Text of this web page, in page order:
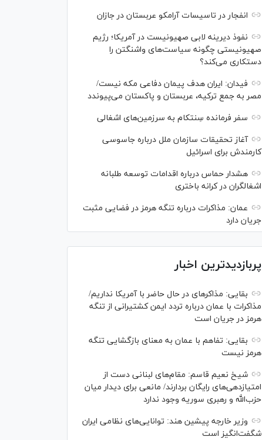
انفجار در تاسیسات آرامکو عربستان در جازان
نفوذ دیرینه لابی صهیونیست در آمریکا؛ رژیم
صهیونیستی چگونه سیاست‌های واشنگتن را
دستکاری می‌کند؟
فیدان: ایران هدف پیمان دفاعی مکه نیست/
مصر به جمع ترکیه، عربستان و پاکستان می‌پیوندد
سفر فرمانده سِنتکام به سرزمین‌های اشغالی
آغاز تحقیقات سازمان ملل درباره جاسوسی
کارمندش برای اسرائیل
هشدار حماس درباره اقدامات توسعه طلبانه
اشغالگران در کرانه باختری
عمان: مذاکرات درباره تنگه هرمز در فضایی مثبت
جریان دارد
پربازدیدترین اخبار
بقایی: مذاکره‎ای در حال حاضر با آمریکا نداریم/
مذاکرات با عمان درباره تردد ایمن کشتیرانی از تنگه
هرمز در جریان است
بقایی: تفاهم با عمان به معنای بازگشایی تنگه
هرمز نیست
شیخ نعیم قاسم: مقام‌های لبنانی دست از
امتیازدهی‌های رایگان بردارند/ مانعی برای دیدار میان
حزب‌الله و رهبری سوریه وجود ندارد
وزیر خارجه پیشین هند: توانایی‌های نظامی ایران
شگفت‌انگیز است